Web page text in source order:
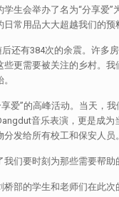
生会举办了名为“分享爱
常用品大大超越我们的
还有384次的余震。许
更需要被关注的乡村。
爱”的高峰活动。当天
音乐表演，更是成
发给所有校工和保安人员。
们要时刻为那些需要帮助
部的学生和老师们在此